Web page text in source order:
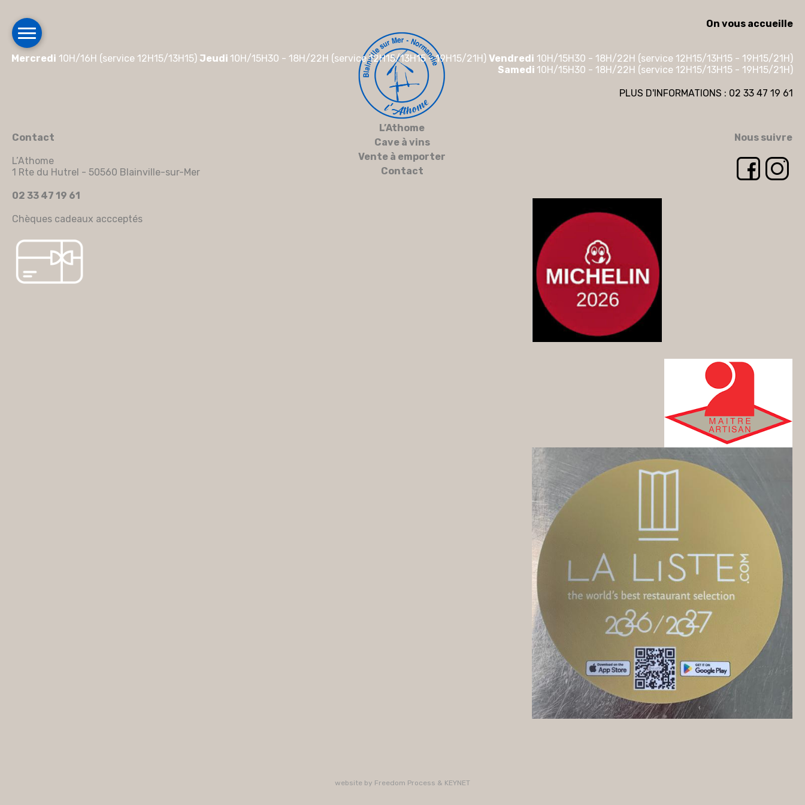
On vous accueille
Mercredi 10H/16H (service 12H15/13H15) Jeudi 10H/15H30 - 18H/22H (service 12H15/13H15 - 19H15/21H) Vendredi 10H/15H30 - 18H/22H (service 12H15/13H15 - 19H15/21H)
Samedi 10H/15H30 - 18H/22H (service 12H15/13H15 - 19H15/21H)
PLUS D'INFORMATIONS : 02 33 47 19 61
Contact
L’Athome
1 Rte du Hutrel - 50560 Blainville-sur-Mer
02 33 47 19 61
Chèques cadeaux accceptés
L’Athome
Cave à vins
Vente à emporter
Contact
Nous suivre
website by Freedom Process & KEYNET